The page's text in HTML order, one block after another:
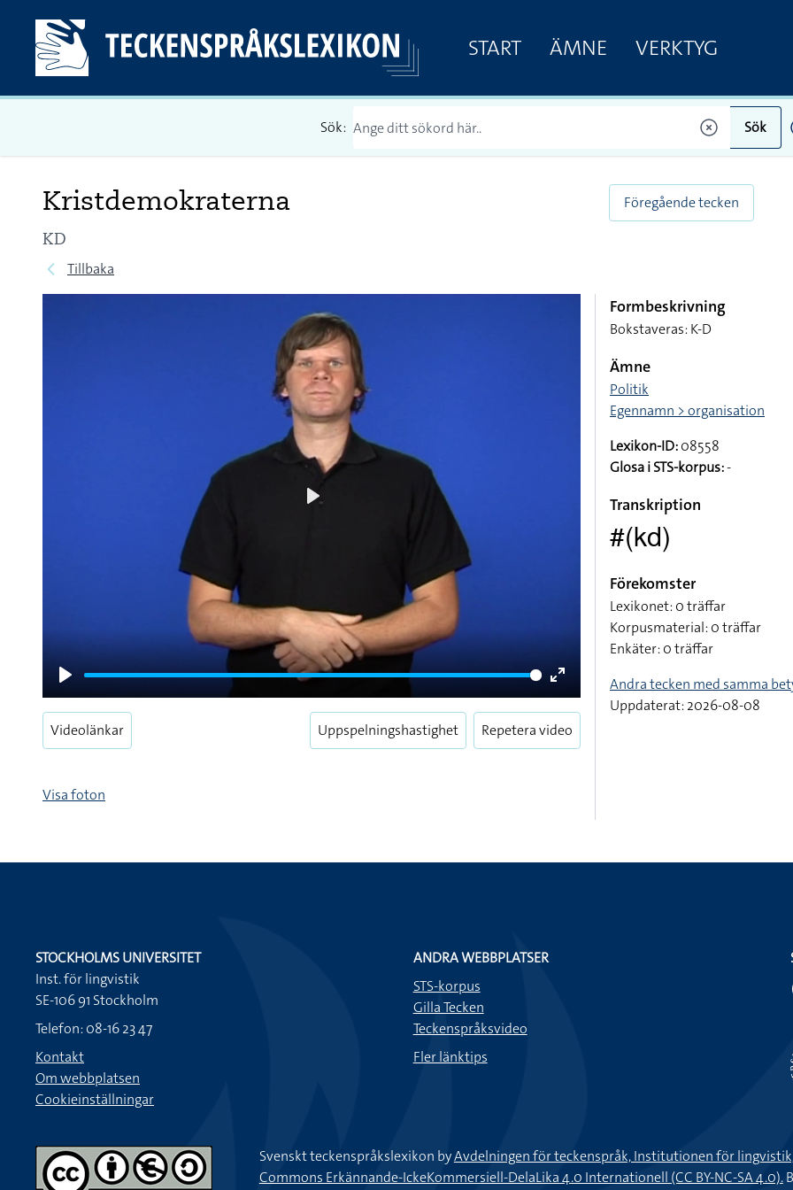
START ÄMNE VERKTYG
Sök: Sök
Kristdemokraterna
KD
Tillbaka
Föregående tecken
Play
Enter
fullscreen
Videolänkar Uppspelningshastighet Repetera video
Visa foton
Formbeskrivning
Bokstaveras: K-D
Ämne
Politik
Egennamn > organisation
Lexikon-ID:08558
Glosa i STS-korpus:-
Transkription
#(kd)
Förekomster
Lexikonet: 0 träffar
Korpusmaterial: 0 träffar
Enkäter: 0 träffar
Andra tecken med samma
Uppdaterat: 2026-08-08
STOCKHOLMS UNIVERSITET
Inst. för lingvistik
SE-106 91 Stockholm
Telefon: 08-16 23 47
Kontakt
Om webbplatsen
Cookieinställningar
ANDRA WEBBPLATSER
STS-korpus
Gilla Tecken
Teckenspråksvideo
Fler länktips
Svenskt teckenspråkslexikon byAvdelningen för teckenspråk, Institutionen för
Commons Erkännande-IckeKommersiell-DelaLika 4.0 Internationell (CC BY-NC-SA 4.0).